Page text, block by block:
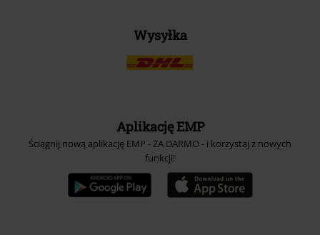
Wysyłka
Aplikację EMP
Ściągnij nową aplikację EMP - ZA DARMO - i korzystaj z nowych
funkcji!